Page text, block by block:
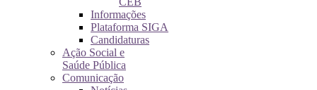
Informações
Plataforma SIGA
Candidaturas
Ação Social e
Saúde Pública
Comunicação